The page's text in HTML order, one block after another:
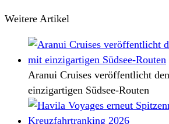
Weitere Artikel
Aranui Cruises veröffentlicht
einzigartigen Südsee-Routen